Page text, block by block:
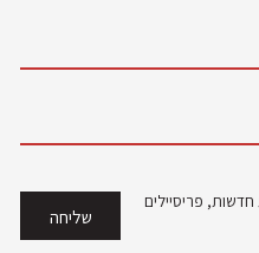
פריסיילים